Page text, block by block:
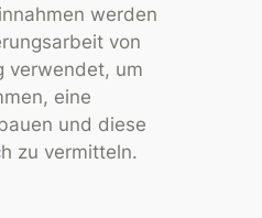
werden
von
verwendet, um
eine
und diese
zu vermitteln.